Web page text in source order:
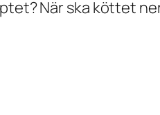
När ska köttet